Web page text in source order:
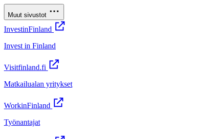
Muut sivustot
InvestinFinland
Invest in Finland
Visitfinland.fi
Matkailualan yritykset
WorkinFinland
Työnantajat